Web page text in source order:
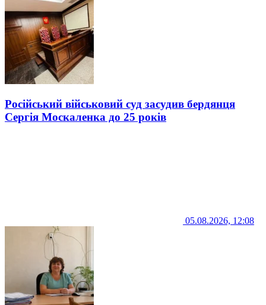
Російський військовий суд засудив бердянця
Сергія Москаленка до 25 років
05.08.2026, 12:08